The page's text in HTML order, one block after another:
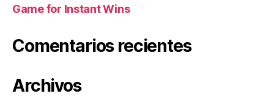
Game for Instant Wins
Comentarios recientes
Archivos